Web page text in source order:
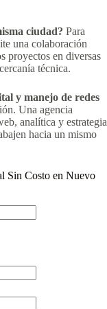
ciudad? Para
una colaboración
proyectos en diversas
técnica.
y manejo de redes
Una agencia
analítica y estrategia
hacia un mismo
Sin Costo en Nuevo